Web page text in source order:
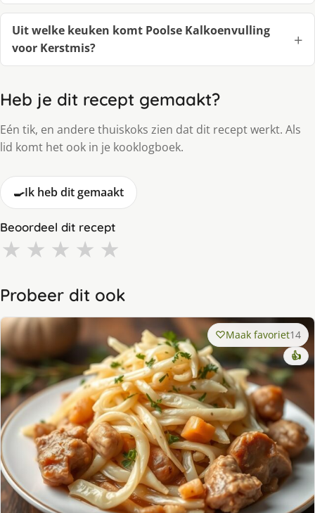
Uit welke keuken komt Poolse Kalkoenvulling
voor Kerstmis?
Heb je dit recept gemaakt?
Eén tik, en andere thuiskoks zien dat dit recept werkt. Als
lid komt het ook in je kooklogboek.
🍳Ik heb dit gemaakt
Beoordeel dit recept
★ ★ ★ ★ ★
Probeer dit ook
Maak favoriet14
👍